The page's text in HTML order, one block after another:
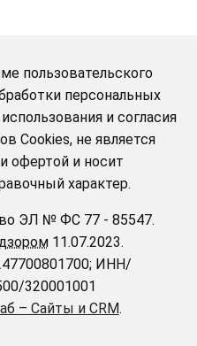
пользовательского
персональных
и согласия
Cookies, не является
офертой и носит
характер.
ЭЛ № ФС 77 - 85547.
11.07.2023.
ИНН/
320001001
– Сайты и CRM.